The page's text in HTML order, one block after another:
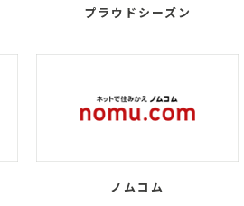
プラウドシーズン
ノムコム